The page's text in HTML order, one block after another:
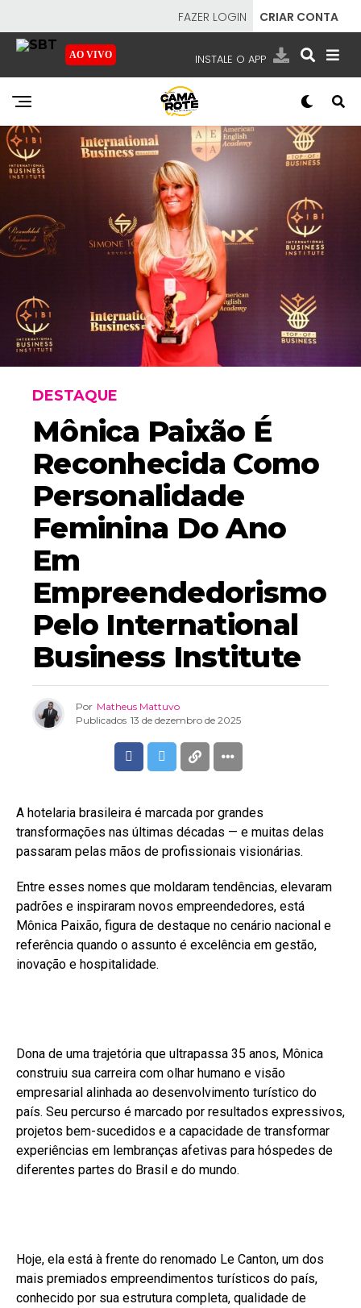
FAZER LOGIN CRIAR CONTA
AO VIVO INSTALE O APP
EMISSORAS
NOSSAS REDES APP TV SBT
SBT - SISTEMA BRASILEIRO DE TELEVISÃO
DESTAQUE
Mônica Paixão É
Reconhecida Como
Personalidade
Feminina Do Ano
Em
Empreendedorismo
Pelo International
Business Institute
Por Matheus Mattuvo
Publicados 13 de dezembro de 2025
A hotelaria brasileira é marcada por grandes
transformações nas últimas décadas — e muitas delas
passaram pelas mãos de profissionais visionárias.
Entre esses nomes que moldaram tendências, elevaram
padrões e inspiraram novos empreendedores, está
Mônica Paixão, figura de destaque no cenário nacional e
referência quando o assunto é excelência em gestão,
inovação e hospitalidade.
Dona de uma trajetória que ultrapassa 35 anos, Mônica
construiu sua carreira com olhar humano e visão
empresarial alinhada ao desenvolvimento turístico do
país. Seu percurso é marcado por resultados expressivos,
projetos bem-sucedidos e a capacidade de transformar
experiências em lembranças afetivas para hóspedes de
diferentes partes do Brasil e do mundo.
Hoje, ela está à frente do renomado Le Canton, um dos
mais premiados empreendimentos turísticos do país,
conhecido por sua estrutura completa, qualidade de